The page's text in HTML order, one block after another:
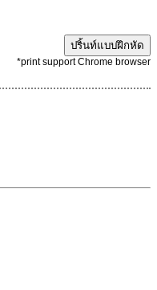
ปริ้นท์แบบฝึกหัด
*print support Chrome browser